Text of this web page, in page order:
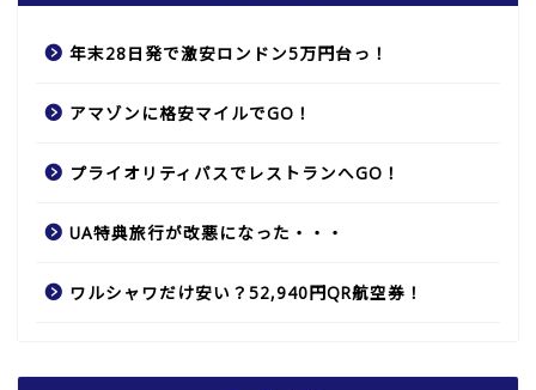
年末28日発で激安ロンドン5万円台っ！
アマゾンに格安マイルでGO！
プライオリティパスでレストランへGO！
UA特典旅行が改悪になった・・・
ワルシャワだけ安い？52,940円QR航空券！